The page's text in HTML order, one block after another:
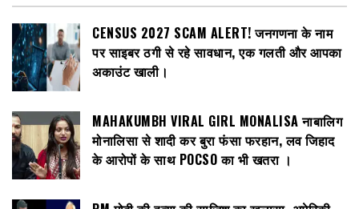
CENSUS 2027 SCAM ALERT! जनगणना के नाम
पर साइबर ठगी से रहे सावधान, एक गलती और आपका
अकाउंट खाली।
MAHAKUMBH VIRAL GIRL MONALISA नाबालिग
मोनालिसा से शादी कर बुरा फंसा फरहान, लव जिहाद
के आरोपों के साथ POCSO का भी खतरा ।